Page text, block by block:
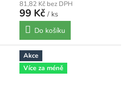
81,82 Kč bez DPH
99 Kč / ks
Do košíku
Akce
Více za méně